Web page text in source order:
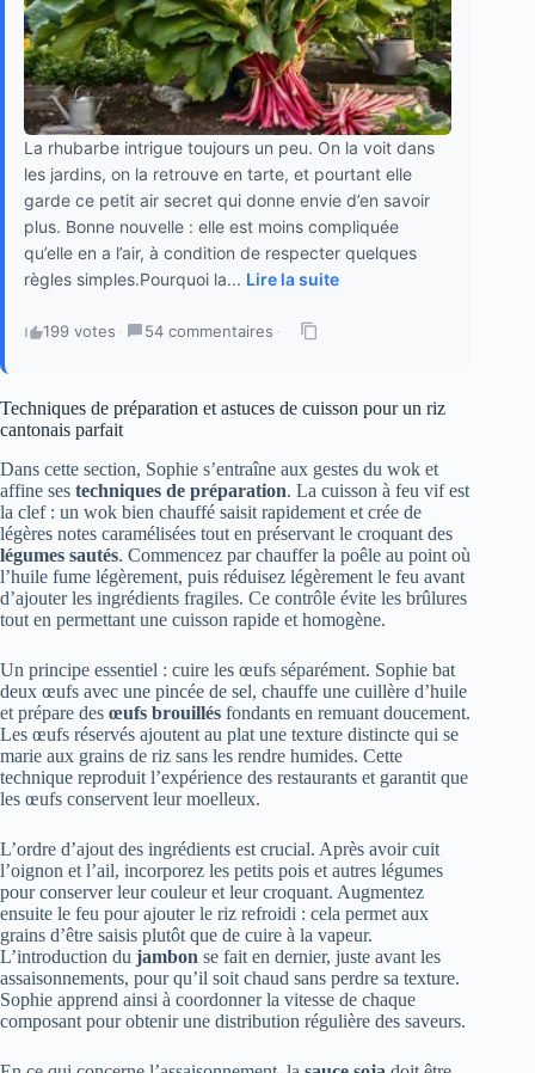
La rhubarbe intrigue toujours un peu. On la voit dans
les jardins, on la retrouve en tarte, et pourtant elle
garde ce petit air secret qui donne envie d’en savoir
plus. Bonne nouvelle : elle est moins compliquée
qu’elle en a l’air, à condition de respecter quelques
règles simples.Pourquoi la... Lire la suite
199 votes · 54 commentaires ·
Techniques de préparation et astuces de cuisson pour un riz
cantonais parfait
Dans cette section, Sophie s’entraîne aux gestes du wok et
affine ses techniques de préparation. La cuisson à feu vif est
la clef : un wok bien chauffé saisit rapidement et crée de
légères notes caramélisées tout en préservant le croquant des
légumes sautés. Commencez par chauffer la poêle au point où
l’huile fume légèrement, puis réduisez légèrement le feu avant
d’ajouter les ingrédients fragiles. Ce contrôle évite les brûlures
tout en permettant une cuisson rapide et homogène.
Un principe essentiel : cuire les œufs séparément. Sophie bat
deux œufs avec une pincée de sel, chauffe une cuillère d’huile
et prépare des œufs brouillés fondants en remuant doucement.
Les œufs réservés ajoutent au plat une texture distincte qui se
marie aux grains de riz sans les rendre humides. Cette
technique reproduit l’expérience des restaurants et garantit que
les œufs conservent leur moelleux.
L’ordre d’ajout des ingrédients est crucial. Après avoir cuit
l’oignon et l’ail, incorporez les petits pois et autres légumes
pour conserver leur couleur et leur croquant. Augmentez
ensuite le feu pour ajouter le riz refroidi : cela permet aux
grains d’être saisis plutôt que de cuire à la vapeur.
L’introduction du jambon se fait en dernier, juste avant les
assaisonnements, pour qu’il soit chaud sans perdre sa texture.
Sophie apprend ainsi à coordonner la vitesse de chaque
composant pour obtenir une distribution régulière des saveurs.